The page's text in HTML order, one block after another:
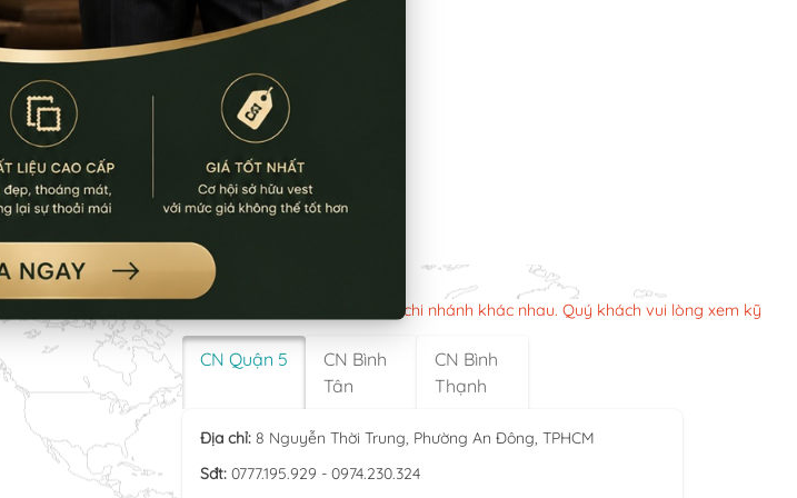
LƯU Ý: Thời gian làm việc các chi nhánh khác nhau. Quý khách vui lòng xem kỹ
CN Quận 5
CN Bình
Tân
CN Bình
Thạnh
Địa chỉ: 8 Nguyễn Thời Trung, Phường An Đông, TPHCM
Sđt: 0777.195.929 - 0974.230.324